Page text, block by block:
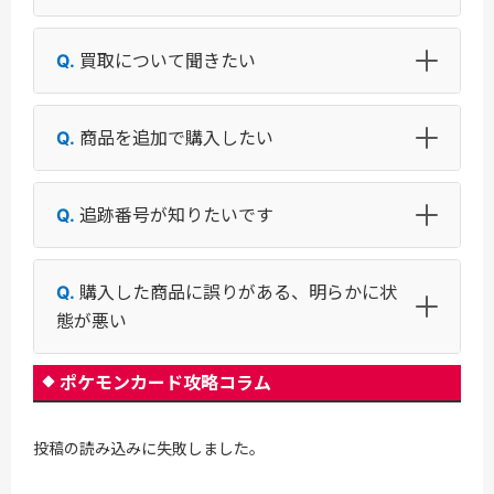
買取について聞きたい
商品を追加で購入したい
追跡番号が知りたいです
購入した商品に誤りがある、明らかに状
態が悪い
ポケモンカード攻略コラム
投稿の読み込みに失敗しました。